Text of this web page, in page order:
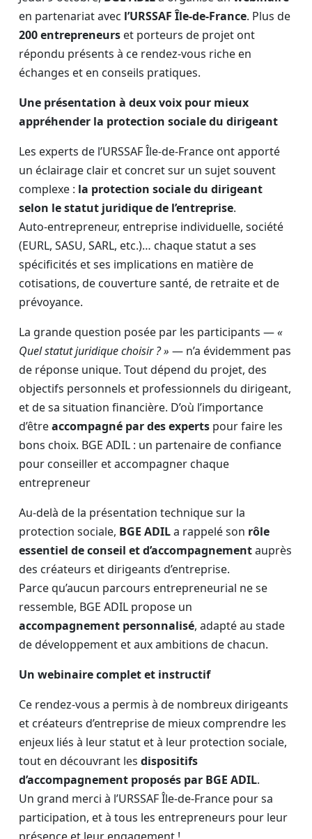
en partenariat avec l’URSSAF Île-de-France. Plus de
200 entrepreneurs et porteurs de projet ont
répondu présents à ce rendez-vous riche en
échanges et en conseils pratiques.
Une présentation à deux voix pour mieux
appréhender la protection sociale du dirigeant
Les experts de l’URSSAF Île-de-France ont apporté
un éclairage clair et concret sur un sujet souvent
complexe : la protection sociale du dirigeant
selon le statut juridique de l’entreprise.
Auto-entrepreneur, entreprise individuelle, société
(EURL, SASU, SARL, etc.)… chaque statut a ses
spécificités et ses implications en matière de
cotisations, de couverture santé, de retraite et de
prévoyance.
La grande question posée par les participants —«
Quel statut juridique choisir ? » — n’a évidemment pas
de réponse unique. Tout dépend du projet, des
objectifs personnels et professionnels du dirigeant,
et de sa situation financière. D’où l’importance
d’êtreaccompagné par des experts pour faire les
bons choix. BGE ADIL : un partenaire de confiance
pour conseiller et accompagner chaque
entrepreneur
Au-delà de la présentation technique sur la
protection sociale, BGE ADILa rappelé son rôle
essentiel de conseil et d’accompagnementauprès
des créateurs et dirigeants d’entreprise.
Parce qu’aucun parcours entrepreneurial ne se
ressemble, BGE ADIL propose un
accompagnement personnalisé, adapté au stade
de développement et aux ambitions de chacun.
Un webinaire complet et instructif
Ce rendez-vous a permis à de nombreux dirigeants
et créateurs d’entreprise de mieux comprendre les
enjeux liés à leur statut et à leur protection sociale,
tout en découvrant les dispositifs
d’accompagnement proposés par BGE ADIL.
Un grand merci à l’URSSAF Île-de-France pour sa
participation, et à tous les entrepreneurs pour leur